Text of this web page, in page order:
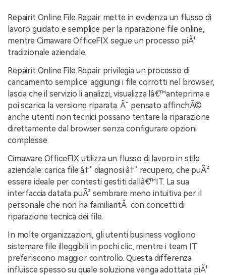
Repairit Online File Repair mette in evidenza un flusso di
lavoro guidato e semplice per la riparazione file online,
mentre Cimaware OfficeFIX segue un processo piÃ¹
tradizionale aziendale.
Repairit Online File Repair privilegia un processo di
caricamento semplice: aggiungi i file corrotti nel browser,
lascia che il servizio li analizzi, visualizza lâ€™anteprima e
poi scarica la versione riparata. Ãˆ pensato affinchÃ©
anche utenti non tecnici possano tentare la riparazione
direttamente dal browser senza configurare opzioni
complesse.
Cimaware OfficeFIX utilizza un flusso di lavoro in stile
aziendale: carica file â†’ diagnosi â†’ recupero, che puÃ²
essere ideale per contesti gestiti dallâ€™IT. La sua
interfaccia datata puÃ² sembrare meno intuitiva per il
personale che non ha familiaritÃ con concetti di
riparazione tecnica dei file.
In molte organizzazioni, gli utenti business vogliono
sistemare file illeggibili in pochi clic, mentre i team IT
preferiscono maggior controllo. Questa differenza
influisce spesso su quale soluzione venga adottata piÃ¹